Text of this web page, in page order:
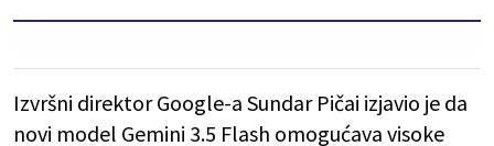
Izvršni direktor Google-a Sundar Pičai izjavio je da
novi model Gemini 3.5 Flash omogućava visoke